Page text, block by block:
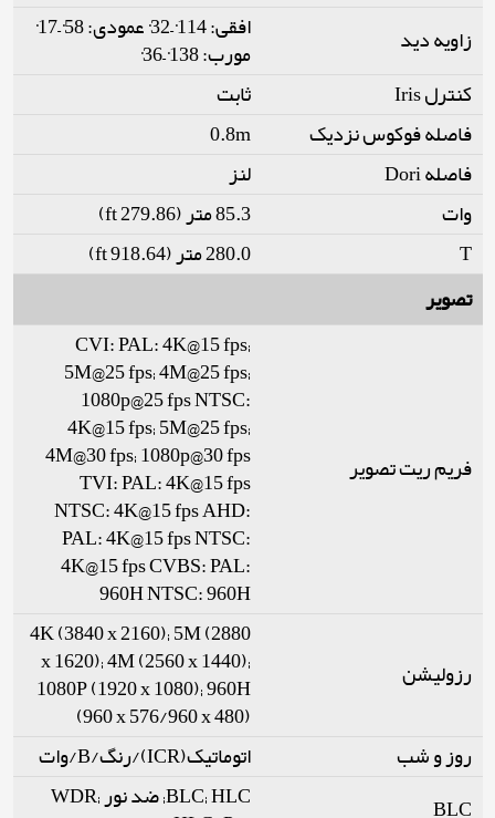
زاویه دید
افقی: 114°–32° عمودی: 58°–17°
مورب: 138°–36°
کنترل Iris
ثابت
فاصله فوکوس نزدیک
0.8m
فاصله Dori
لنز
وات
85.3 متر (279.86 ft)
T
280.0 متر (918.64 ft)
تصویر
فریم ریت تصویر
CVI: PAL: 4K@15 fps;
5M@25 fps; 4M@25 fps;
1080p@25 fps NTSC:
4K@15 fps; 5M@25 fps;
4M@30 fps; 1080p@30 fps
TVI: PAL: 4K@15 fps
NTSC: 4K@15 fps AHD:
PAL: 4K@15 fps NTSC:
4K@15 fps CVBS: PAL:
960H NTSC: 960H
رزولیشن
4K (3840 x 2160); 5M (2880
x 1620); 4M (2560 x 1440);
1080P (1920 x 1080); 960H
(960 x 576/960 x 480)
روز و شب
اتوماتیک(ICR)/رنگ/B/وات
BLC
BLC; HLC; ضد نور WDR;